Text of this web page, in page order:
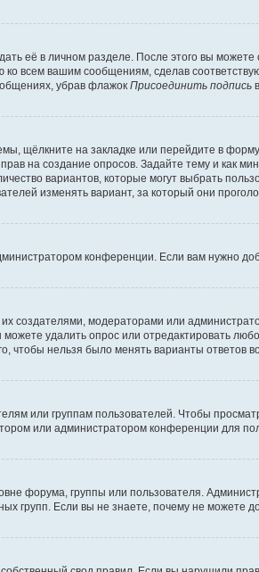
её в личном разделе. После этого вы можете
всем вашим сообщениям, сделав
убрав флажок Присоединить подпись
щёлкните на закладке или перейдите в форму
на создание опросов. Задайте тему и как
вариантов, которые могут выбрать
изменять вариант, за который они
конференции. Если вам нужно
создателями, модераторами или
удалить опрос или отредактировать
чтобы нельзя было менять варианты ответов
или группам пользователей. Чтобы
или администратором конференции для
форума, группы или пользователя.
групп. Если вы не знаете, почему не можете